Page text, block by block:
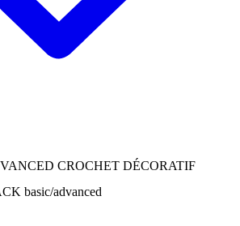
CROCHET DÉCORATIF
basic/advanced